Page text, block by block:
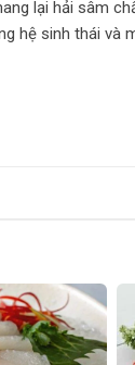
lại hải sâm
hệ sinh thái